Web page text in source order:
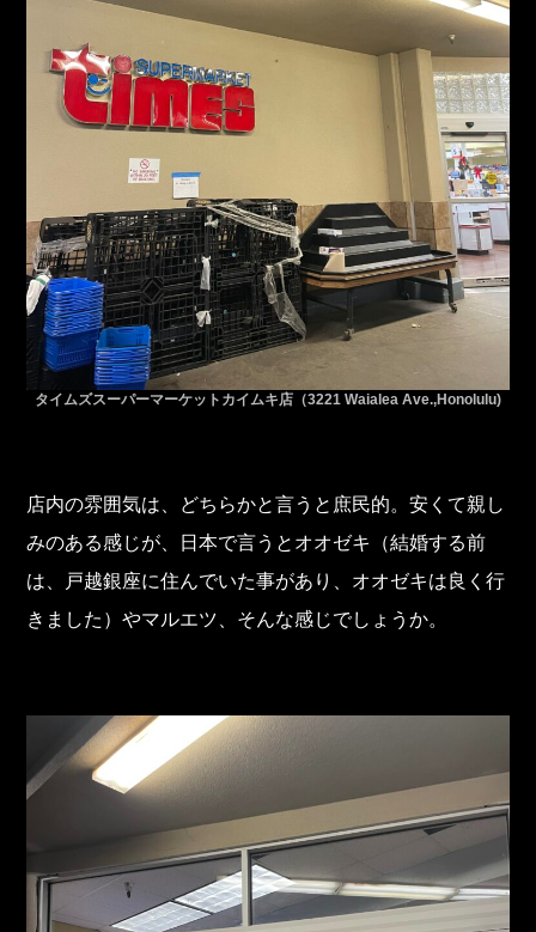
タイムズスーパーマーケットカイムキ店（3221 Waialea Ave.,Honolulu)
店内の雰囲気は、どちらかと言うと庶民的。安くて親し
みのある感じが、日本で言うとオオゼキ（結婚する前
は、戸越銀座に住んでいた事があり、オオゼキは良く行
きました）やマルエツ、そんな感じでしょうか。